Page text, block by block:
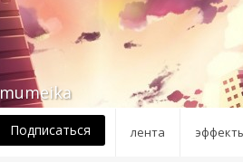
лента
mumeika
Подписаться